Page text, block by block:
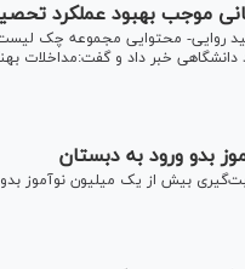
موجب بهبود عملکرد
روایی- محتوایی مجموعه چک
و اساتید دانشگاهی خبر داد و
بدو ورود به دبستان
بیش از یک میلیون نوآموز